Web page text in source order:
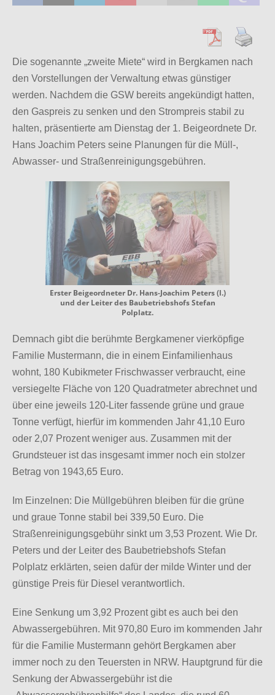
Die sogenannte „zweite Miete“ wird in Bergkamen nach
den Vorstellungen der Verwaltung etwas günstiger
werden. Nachdem die GSW bereits angekündigt hatten,
den Gaspreis zu senken und den Strompreis stabil zu
halten, präsentierte am Dienstag der 1. Beigeordnete Dr.
Hans Joachim Peters seine Planungen für die Müll-,
Abwasser- und Straßenreinigungsgebühren.
Erster Beigeordneter Dr. Hans-Joachim Peters (l.)
und der Leiter des Baubetriebshofs Stefan
Polplatz.
Demnach gibt die berühmte Bergkamener vierköpfige
Familie Mustermann, die in einem Einfamilienhaus
wohnt, 180 Kubikmeter Frischwasser verbraucht, eine
versiegelte Fläche von 120 Quadratmeter abrechnet und
über eine jeweils 120-Liter fassende grüne und graue
Tonne verfügt, hierfür im kommenden Jahr 41,10 Euro
oder 2,07 Prozent weniger aus. Zusammen mit der
Grundsteuer ist das insgesamt immer noch ein stolzer
Betrag von 1943,65 Euro.
Im Einzelnen: Die Müllgebühren bleiben für die grüne
und graue Tonne stabil bei 339,50 Euro. Die
Straßenreinigungsgebühr sinkt um 3,53 Prozent. Wie Dr.
Peters und der Leiter des Baubetriebshofs Stefan
Polplatz erklärten, seien dafür der milde Winter und der
günstige Preis für Diesel verantwortlich.
Eine Senkung um 3,92 Prozent gibt es auch bei den
Abwassergebühren. Mit 970,80 Euro im kommenden Jahr
für die Familie Mustermann gehört Bergkamen aber
immer noch zu den Teuersten in NRW. Hauptgrund für die
Senkung der Abwassergebühr ist die